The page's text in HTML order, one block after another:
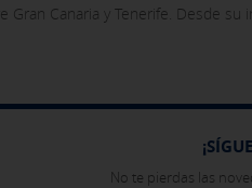
Canaria y Tenerife. Desde su
No te pierdas las